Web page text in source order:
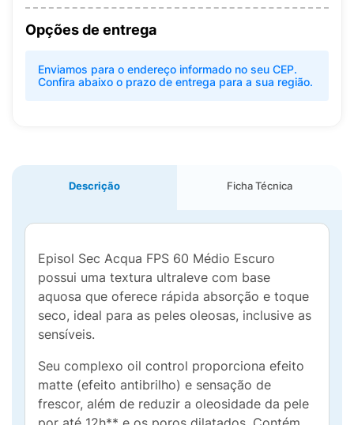
Opções de entrega
Enviamos para o endereço informado no seu CEP.
Confira abaixo o prazo de entrega para a sua região.
Descrição Ficha Técnica
Episol Sec Acqua FPS 60 Médio Escuro
possui uma textura ultraleve com base
aquosa que oferece rápida absorção e toque
seco, ideal para as peles oleosas, inclusive as
sensíveis.
Seu complexo oil control proporciona efeito
matte (efeito antibrilho) e sensação de
frescor, além de reduzir a oleosidade da pele